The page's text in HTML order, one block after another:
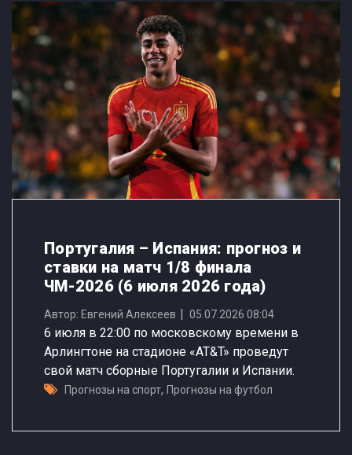
Португалия – Испания: прогноз и
ставки на матч 1/8 финала
ЧМ-2026 (6 июля 2026 года)
Автор: Евгений Алексеев 05.07.2026 08:04
6 июля в 22:00 по московскому времени в
Арлингтоне на стадионе «AT&T» проведут
свой матч сборные Португалии и Испании.
Прогнозы на спорт, Прогнозы на футбол